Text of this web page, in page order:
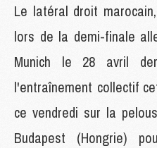
Le latéral droit
lors de la demi-finale
Munich le 28 avril
l'entraînement collectif
ce vendredi sur la
Budapest (Hongrie)